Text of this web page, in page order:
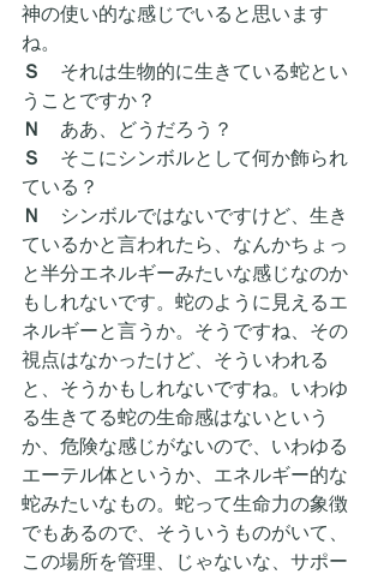
神の使い的な感じでいると思います
ね。
Ｓ それは生物的に生きている蛇とい
うことですか？
Ｎ
ああ、どうだろう？
Ｓ そこにシンボルとして何か飾られ
ている？
Ｎ
シンボルではないですけど、生き
ているかと言われたら、なんかちょっ
と半分エネルギーみたいな感じなのか
もしれないです。蛇のように見えるエ
ネルギーと言うか。そうですね、その
視点はなかったけど、そういわれる
と、そうかもしれないですね。いわゆ
る生きてる蛇の生命感はないという
か、危険な感じがないので、いわゆる
エーテル体というか、エネルギー的な
蛇みたいなもの。蛇って生命力の象徴
でもあるので、そういうものがいて、
この場所を管理、じゃないな、サポー